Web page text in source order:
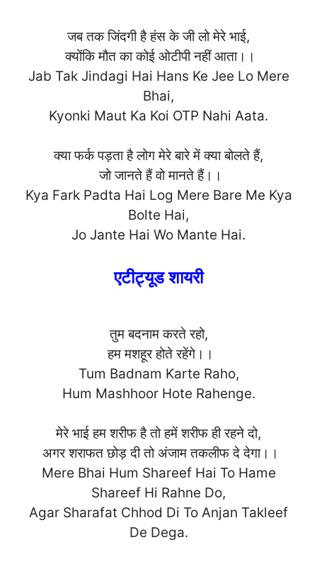
जब तक जिंदगी है हंस के जी लो मेरे भाई,
क्योंकि मौत का कोई ओटीपी नहीं आता।।
Jab Tak Jindagi Hai Hans Ke Jee Lo Mere
Bhai,
Kyonki Maut Ka Koi OTP Nahi Aata.
क्या फर्क पड़ता है लोग मेरे बारे में क्या बोलते हैं,
जो जानते हैं वो मानते हैं।।
Kya Fark Padta Hai Log Mere Bare Me Kya
Bolte Hai,
Jo Jante Hai Wo Mante Hai.
एटीट्यूड शायरी
तुम बदनाम करते रहो,
हम मशहूर होते रहेंगे।।
Tum Badnam Karte Raho,
Hum Mashhoor Hote Rahenge.
मेरे भाई हम शरीफ है तो हमें शरीफ ही रहने दो,
अगर शराफत छोड़ दी तो अंजाम तकलीफ दे देगा।।
Mere Bhai Hum Shareef Hai To Hame
Shareef Hi Rahne Do,
Agar Sharafat Chhod Di To Anjan Takleef
De Dega.